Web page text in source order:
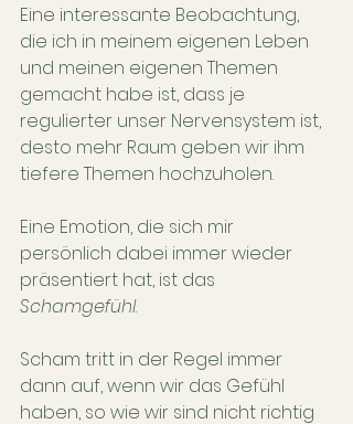
Eine interessante Beobachtung,
die ich in meinem eigenen Leben
und meinen eigenen Themen
gemacht habe ist, dass je
regulierter unser Nervensystem ist,
desto mehr Raum geben wir ihm
tiefere Themen hochzuholen.
Eine Emotion, die sich mir
persönlich dabei immer wieder
präsentiert hat, ist das
Schamgefühl.
Scham tritt in der Regel immer
dann auf, wenn wir das Gefühl
haben, so wie wir sind nicht richtig